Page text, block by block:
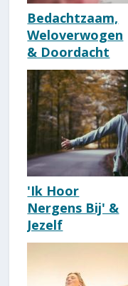
Bedachtzaam,
Weloverwogen
& Doordacht
Zijn [Kwaliteit]
'Ik Hoor
Nergens Bij' &
Jezelf
Buitengesloten